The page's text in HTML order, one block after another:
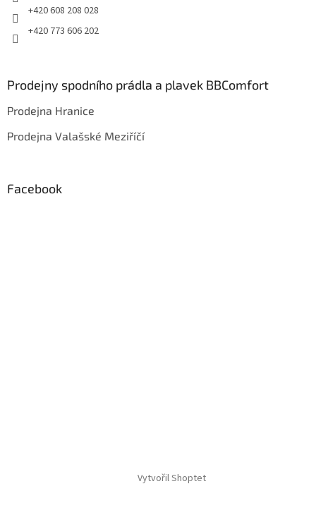
+420 608 208 028
+420 773 606 202
Prodejny spodního prádla a plavek BBComfort
Prodejna Hranice
Prodejna Valašské Meziříčí
Facebook
Vytvořil Shoptet